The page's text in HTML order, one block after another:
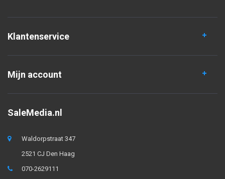
Klantenservice
Mijn account
SaleMedia.nl
Waldorpstraat 347
2521 CJ Den Haag
070-2629111